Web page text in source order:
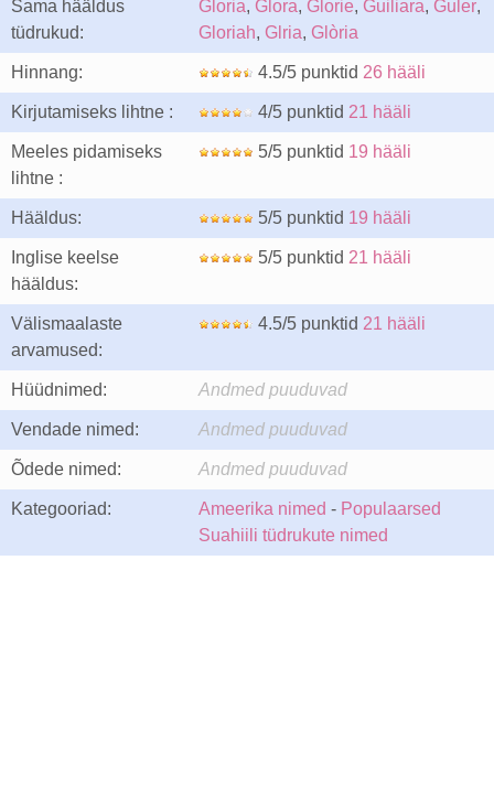
Sama hääldus
tüdrukud:
Gloria, Glora, Glorie, Guiliara, Guler,
Gloriah, Glria, Glòria
Hinnang: 4.5/5 punktid 26 hääli
Kirjutamiseks lihtne : 4/5 punktid 21 hääli
Meeles pidamiseks
lihtne :
5/5 punktid 19 hääli
Hääldus: 5/5 punktid 19 hääli
Inglise keelse
hääldus:
5/5 punktid 21 hääli
Välismaalaste
arvamused:
4.5/5 punktid 21 hääli
Hüüdnimed: Andmed puuduvad
Vendade nimed: Andmed puuduvad
Õdede nimed: Andmed puuduvad
Kategooriad: Ameerika nimed - Populaarsed
Suahiili tüdrukute nimed